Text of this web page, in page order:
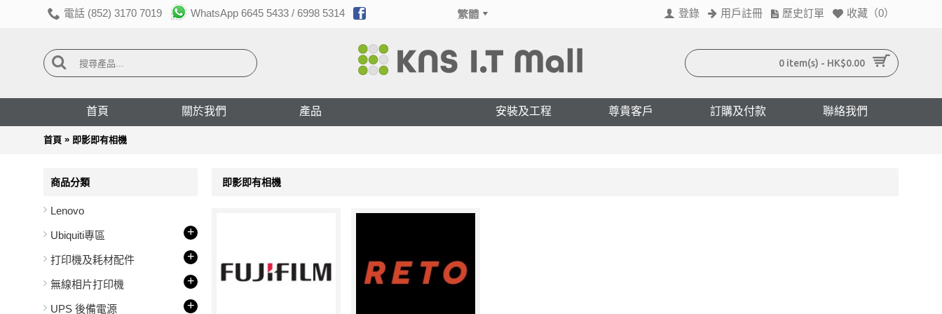
電話 (852) 3170 7019 WhatsApp 6645 5433 / 6998 5314 登錄 用戶註冊 歷史訂單 收藏（0）
0 item(s) - HK$0.00
首頁 關於我們 產品 安裝及工程 尊貴客戶 訂購及付款 聯絡我們
首頁 » 即影即有相機
商品分類
Lenovo
Ubiquiti專區 +
打印機及耗材配件 +
無線相片打印機 +
UPS 後備電源 +
即影即有相機